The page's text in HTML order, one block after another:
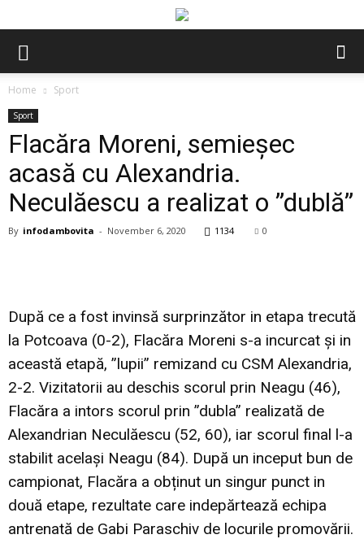
Home Sport
Sport
Flacăra Moreni, semieșec
acasă cu Alexandria.
Neculăescu a realizat o ”dublă”
By infodambovita - November 6, 2020 1134 0
După ce a fost invinsă surprinzător in etapa trecută
la Potcoava (0-2), Flacăra Moreni s-a incurcat și in
această etapă, ”lupii” remizand cu CSM Alexandria,
2-2. Vizitatorii au deschis scorul prin Neagu (46),
Flacăra a intors scorul prin ”dubla” realizată de
Alexandrian Neculăescu (52, 60), iar scorul final l-a
stabilit același Neagu (84). După un inceput bun de
campionat, Flacăra a obținut un singur punct in
două etape, rezultate care indepărtează echipa
antrenată de Gabi Paraschiv de locurile promovării.